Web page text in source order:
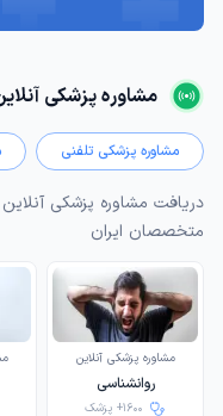
مشاوره پزشکی
مشاوره پزشکی تلفنی
دریافت مشاوره پزشکی
متخصصان ایران
مشاوره پزشکی آنلاین
روانشناسی
1600+ پزشک